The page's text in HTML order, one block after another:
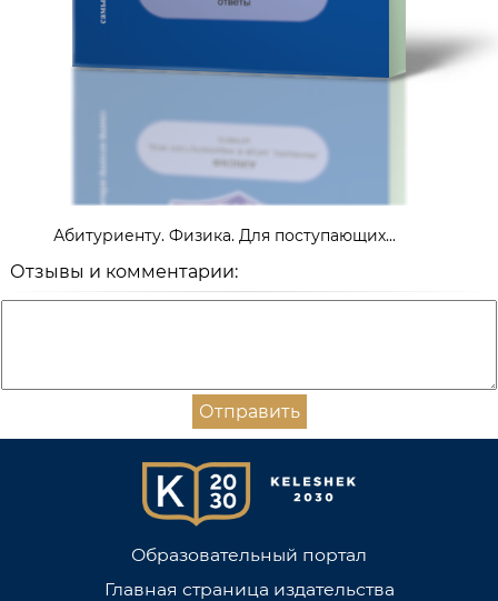
Абитуриенту. Физика. Для поступающих...
Отзывы и комментарии:
Отправить
Образовательный портал
Главная страница издательства